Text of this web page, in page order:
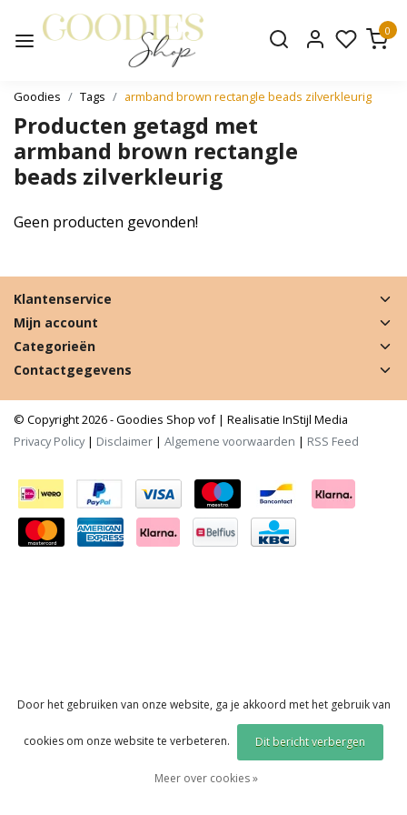
0
Goodies Tags armband brown rectangle beads zilverkleurig
Producten getagd met
armband brown rectangle
beads zilverkleurig
Geen producten gevonden!
Klantenservice
Mijn account
Categorieën
Contactgegevens
© Copyright 2026 - Goodies Shop vof | Realisatie InStijl Media
Privacy Policy| Disclaimer | Algemene voorwaarden | RSS Feed
Door het gebruiken van onze website, ga je akkoord met het gebruik van
cookies om onze website te verbeteren. Dit bericht verbergen
Meer over cookies »